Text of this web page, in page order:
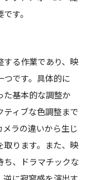
す。
する作業であり、映
です。具体的に
た基本的な調整か
ティブな色調整まで
ラの違いから生じ
取ります。また、映
ち、ドラマチックな